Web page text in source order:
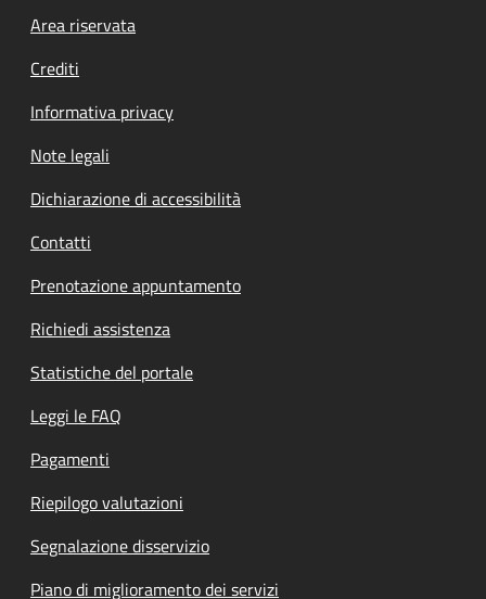
Footer menu
Area riservata
Crediti
Informativa privacy
Note legali
Dichiarazione di accessibilità
Contatti
Prenotazione appuntamento
Richiedi assistenza
Statistiche del portale
Leggi le FAQ
Pagamenti
Riepilogo valutazioni
Segnalazione disservizio
Piano di miglioramento dei servizi